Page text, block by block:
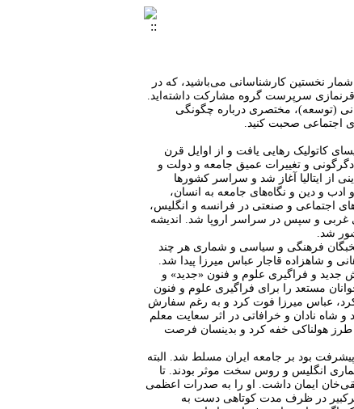
شمار نخستین کارشناسانی می‌باشید، که در
سرپرست گروه مشارکت داشته‌اید.
(توسعه)، مختصری درباره چگونگی
اجتماعی صحبت کنید.
کاتولیک رهایی یافت و از اوایل قرن
و تغییرات عمیق جامعه و دولت و
از ایتالیا آغاز شد و سراسر کشورها
و دین و نگاه‌های جامعه به انسان،
اجتماعی و صنعتی در فرانسه و انگلیس،
غربی و سپس در سراسر اروپا شد. اندیشه
شد.
نخبگان فرهنگی و سیاسی و شماری هر چند
و شاهزاده قاجار عباس میرزا پیدا شد.
جدید و فراگیری علوم و فنون «جدید» و
مستعد را برای فراگیری علوم و فنون
عباس میرزا فوت کرد و به رغم سفارش
شاه نادان و خرافاتی در اثر سعایت معلم
طرز هولناکی خفه کرد و بدینسان فرصت
بود بر جامعه ایران مسلط شد. البته
انگلیس و روس سخت موثر بودند. تا
تقی‌خان ایمان داشت. او را به صدرات اعظمی
در ظرف مدت کوتاهی دست به